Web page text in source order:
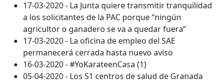
17-03-2020 - La Junta quiere transmitir tranquilidad
a los solicitantes de la PAC porque “ningún
agricultor o ganadero se va a quedar fuera”
17-03-2020 - La oficina de empleo del SAE
permanecerá cerrada hasta nuevo aviso
16-03-2020 - #YoKarateenCasa (1)
05-04-2020 - Los 51 centros de salud de Granada